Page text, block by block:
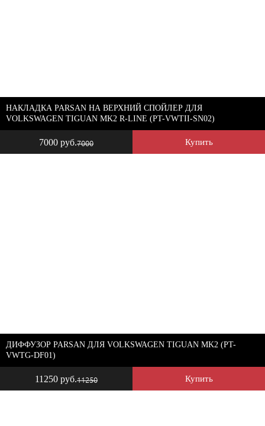
7000 руб.7000 Купить
НАКЛАДКА PARSAN НА ВЕРХНИЙ СПОЙЛЕР ДЛЯ
VOLKSWAGEN TIGUAN MK2 R-LINE (PT-VWTII-SN02)
11250 руб.11250 Купить
ДИФФУЗОР PARSAN ДЛЯ VOLKSWAGEN TIGUAN MK2 (PT-
VWTG-DF01)